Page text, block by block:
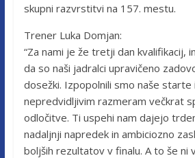
skupni razvrstitvi na 157. mestu.
Trener Luka Domjan:
“Za nami je že tretji dan kvalifikacij,
da so naši jadralci upravičeno
dosežki. Izpopolnili smo naše starte
nepredvidljivim razmeram večkrat
odločitve. Ti uspehi nam dajejo
nadaljnji napredek in ambiciozno
boljših rezultatov v finalu. A to še ni